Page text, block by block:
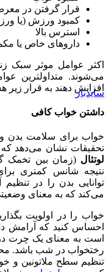
قرار گرفتن در
کمبود ورزش (یا
استرس بالا
داروهای خاص یا
اکثر عوامل موثر سبک
می‌شوند. متداولترین
افزایش دهند به قرار زیر
داشتن خواب کافی
خواب برای سلامت بدن و
تحقیقات نشان می‌دهد که
لوتئال (زمان بین تخمک
نتیجه شانس کمتری
توانایی بدن را در
می‌کند که به معنای
خواب را در اولویت
احساس کنید که آرامش
است به معنای یک چرت
رختخواب در شب باشد.
تنظیم سطح ملاتونین و
سایدبار